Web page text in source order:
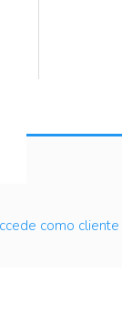
como cliente